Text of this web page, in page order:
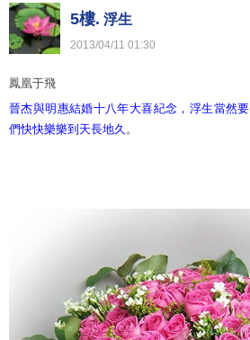
5樓. 浮生
2013/04/11 01:30
鳳凰于飛
晉杰與明惠結婚十八年大喜紀念，浮生當然
們快快樂樂到天長地久 。